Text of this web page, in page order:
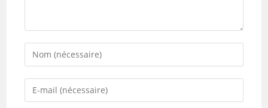
Enter
your
name
Enter
your